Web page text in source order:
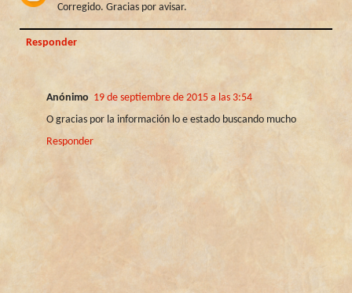
Corregido. Gracias por avisar.
Responder
Anónimo 19 de septiembre de 2015 a las 3:54
O gracias por la información lo e estado buscando mucho
Responder